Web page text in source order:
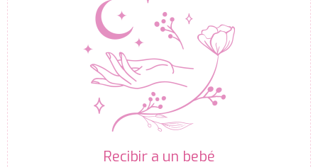
Recibir a un bebé